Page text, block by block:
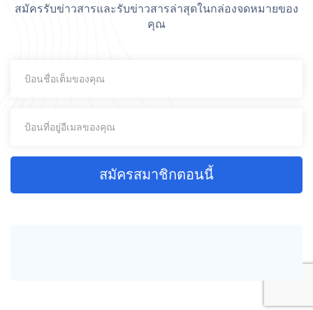
สมัครรับข่าวสารและรับข่าวสารล่าสุดในกล่องจดหมายของ
คุณ
สมัครสมาชิกตอนนี้